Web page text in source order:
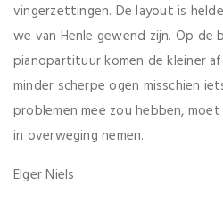
vingerzettingen. De layout is
we van Henle gewend zijn. Op de
pianopartituur komen de kleiner
minder scherpe ogen misschien
problemen mee zou hebben,
in overweging nemen.
Elger Niels